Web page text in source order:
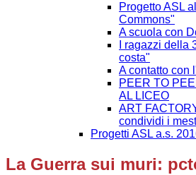
Progetto ASL
Commons"
A scuola con
I ragazzi
costa"
A contatto con
PEER TO
AL LICEO
ART
condividi i
Progetti ASL a.s.
La Guerra sui muri: